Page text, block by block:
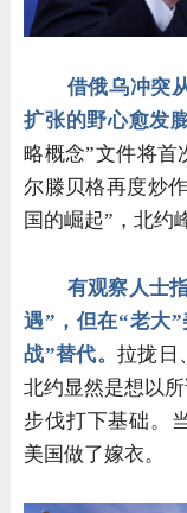
借俄乌冲突
扩张的野心愈发膨
略概念”文件将首
尔滕贝格再度炒
国的崛起”，北约
有观察人士
遇”，但在“老大
战”替代。拉拢日
北约显然是想以
步伐打下基础。
美国做了嫁衣。